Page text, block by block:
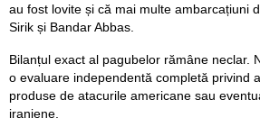
au fost lovite și că mai multe ambarcațiuni
Sirik și Bandar Abbas.
Bilanțul exact al pagubelor rămâne neclar.
o evaluare independentă completă privind
produse de atacurile americane sau
iraniene.